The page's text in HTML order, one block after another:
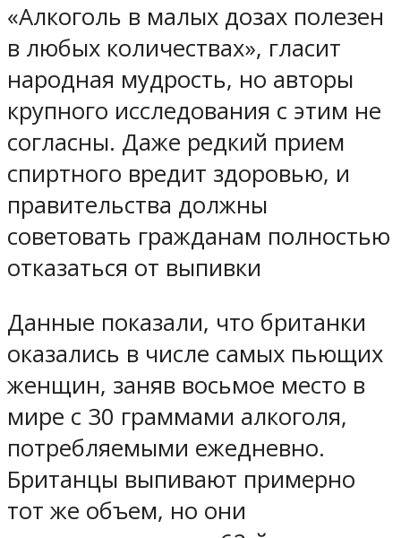
«Алкоголь в малых дозах полезен
в любых количествах», гласит
народная мудрость, но авторы
крупного исследования с этим не
согласны. Даже редкий прием
спиртного вредит здоровью, и
правительства должны
советовать гражданам полностью
отказаться от выпивки
Данные показали, что британки
оказались в числе самых пьющих
женщин, заняв восьмое место в
мире с 30 граммами алкоголя,
потребляемыми ежедневно.
Британцы выпивают примерно
тот же объем, но они